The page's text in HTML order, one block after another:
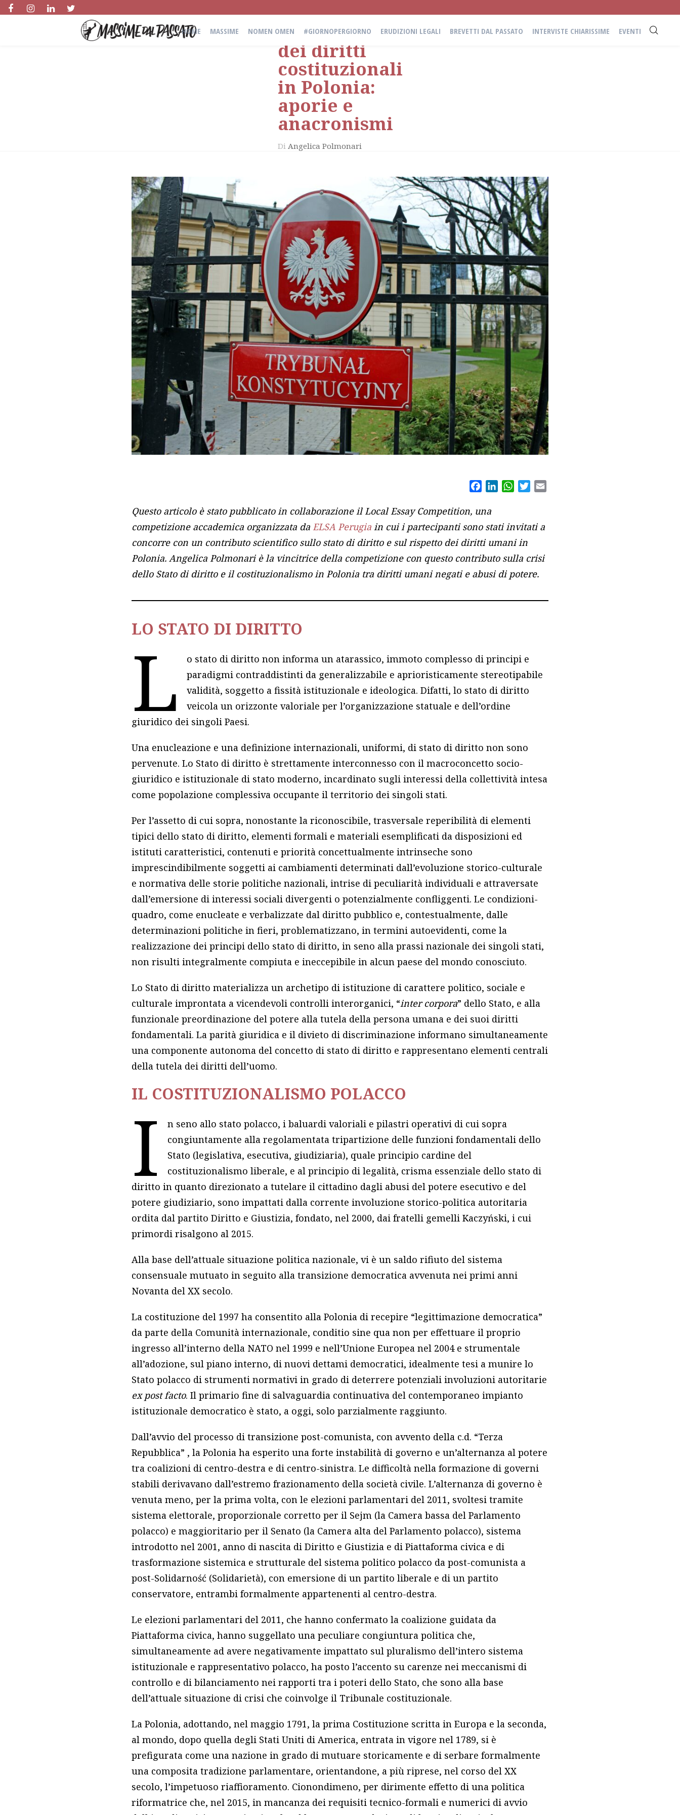
HOME MASSIME NOMEN OMEN #GIORNOPERGIORNO ERUDIZIONI LEGALI BREVETTI DAL PASSATO INTERVISTE CHIARISSIME EVENTI
La
violazione
dei diritti
costituzionali
in Polonia:
aporie e
anacronismi
Di Angelica Polmonari
FacebookLinkedInWhatsApp
Twitter
Questo articolo è stato pubblicato in collaborazione il Local Essay Competition, una
competizione accademica organizzata daELSA Perugia in cui i partecipanti sono stati invitati a
concorre con un contributo scientifico sullo stato di diritto e sul rispetto dei diritti umani in
Polonia. Angelica Polmonari è la vincitrice della competizione con questo contributo sulla crisi
dello Stato di diritto e il costituzionalismo in Polonia tra diritti umani negati e abusi di potere.
LO STATO DI DIRITTO
L
o stato di diritto non informa un atarassico, immoto complesso di principi e
paradigmi contraddistinti da generalizzabile e aprioristicamente stereotipabile
validità, soggetto a fissità istituzionale e ideologica. Difatti, lo stato di diritto
veicola un orizzonte valoriale per l’organizzazione statuale e dell’ordine
giuridico dei singoli Paesi.
Una enucleazione e una definizione internazionali, uniformi, di stato di diritto non sono
pervenute. Lo Stato di diritto è strettamente interconnesso con il macroconcetto socio-
giuridico e istituzionale di stato moderno, incardinato sugli interessi della collettività intesa
come popolazione complessiva occupante il territorio dei singoli stati.
Per l’assetto di cui sopra, nonostante la riconoscibile, trasversale reperibilità di elementi
tipici dello stato di diritto, elementi formali e materiali esemplificati da disposizioni ed
istituti caratteristici, contenuti e priorità concettualmente intrinseche sono
imprescindibilmente soggetti ai cambiamenti determinati dall’evoluzione storico-culturale
e normativa delle storie politiche nazionali, intrise di peculiarità individuali e attraversate
dall’emersione di interessi sociali divergenti o potenzialmente confliggenti. Le condizioni-
quadro, come enucleate e verbalizzate dal diritto pubblico e, contestualmente, dalle
determinazioni politiche in fieri, problematizzano, in termini autoevidenti, come la
realizzazione dei principi dello stato di diritto, in seno alla prassi nazionale dei singoli stati,
non risulti integralmente compiuta e ineccepibile in alcun paese del mondo conosciuto.
Lo Stato di diritto materializza un archetipo di istituzione di carattere politico, sociale e
culturale improntata a vicendevoli controlli interorganici, “inter corpora” dello Stato, e alla
funzionale preordinazione del potere alla tutela della persona umana e dei suoi diritti
fondamentali. La parità giuridica e il divieto di discriminazione informano simultaneamente
una componente autonoma del concetto di stato di diritto e rappresentano elementi centrali
della tutela dei diritti dell’uomo.
IL COSTITUZIONALISMO POLACCO
I
n seno allo stato polacco, i baluardi valoriali e pilastri operativi di cui sopra
congiuntamente alla regolamentata tripartizione delle funzioni fondamentali dello
Stato (legislativa, esecutiva, giudiziaria), quale principio cardine del
costituzionalismo liberale, e al principio di legalità, crisma essenziale dello stato di
diritto in quanto direzionato a tutelare il cittadino dagli abusi del potere esecutivo e del
potere giudiziario, sono impattati dalla corrente involuzione storico-politica autoritaria
ordita dal partito Diritto e Giustizia, fondato, nel 2000, dai fratelli gemelli Kaczyński, i cui
primordi risalgono al 2015.
Alla base dell’attuale situazione politica nazionale, vi è un saldo rifiuto del sistema
consensuale mutuato in seguito alla transizione democratica avvenuta nei primi anni
Novanta del XX secolo.
La costituzione del 1997 ha consentito alla Polonia di recepire “legittimazione democratica”
da parte della Comunità internazionale, conditio sine qua non per effettuare il proprio
ingresso all’interno della NATO nel 1999 e nell’Unione Europea nel 2004 e strumentale
all’adozione, sul piano interno, di nuovi dettami democratici, idealmente tesi a munire lo
Stato polacco di strumenti normativi in grado di deterrere potenziali involuzioni autoritarie
ex post facto. Il primario fine di salvaguardia continuativa del contemporaneo impianto
istituzionale democratico è stato, a oggi, solo parzialmente raggiunto.
Dall’avvio del processo di transizione post-comunista, con avvento della c.d. “Terza
Repubblica” , la Polonia ha esperito una forte instabilità di governo e un’alternanza al potere
tra coalizioni di centro-destra e di centro-sinistra. Le difficoltà nella formazione di governi
stabili derivavano dall’estremo frazionamento della società civile. L’alternanza di governo è
venuta meno, per la prima volta, con le elezioni parlamentari del 2011, svoltesi tramite
sistema elettorale, proporzionale corretto per il Sejm (la Camera bassa del Parlamento
polacco) e maggioritario per il Senato (la Camera alta del Parlamento polacco), sistema
introdotto nel 2001, anno di nascita di Diritto e Giustizia e di Piattaforma civica e di
trasformazione sistemica e strutturale del sistema politico polacco da post-comunista a
post-Solidarność (Solidarietà), con emersione di un partito liberale e di un partito
conservatore, entrambi formalmente appartenenti al centro-destra.
Le elezioni parlamentari del 2011, che hanno confermato la coalizione guidata da
Piattaforma civica, hanno suggellato una peculiare congiuntura politica che,
simultaneamente ad avere negativamente impattato sul pluralismo dell’intero sistema
istituzionale e rappresentativo polacco, ha posto l’accento su carenze nei meccanismi di
controllo e di bilanciamento nei rapporti tra i poteri dello Stato, che sono alla base
dell’attuale situazione di crisi che coinvolge il Tribunale costituzionale.
La Polonia, adottando, nel maggio 1791, la prima Costituzione scritta in Europa e la seconda,
al mondo, dopo quella degli Stati Uniti di America, entrata in vigore nel 1789, si è
prefigurata come una nazione in grado di mutuare storicamente e di serbare formalmente
una composita tradizione parlamentare, orientandone, a più riprese, nel corso del XX
secolo, l’impetuoso riaffioramento. Cionondimeno, per dirimente effetto di una politica
riformatrice che, nel 2015, in mancanza dei requisiti tecnico-formali e numerici di avvio